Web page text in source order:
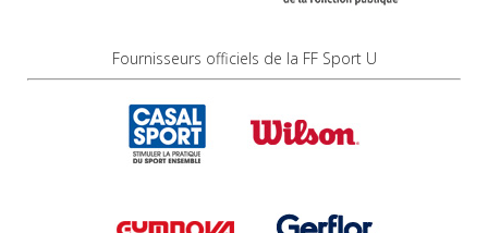
Fournisseurs officiels de la FF Sport U